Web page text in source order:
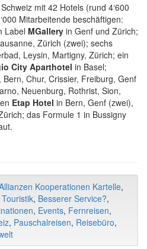
mit 42 Hotels (rund 4‘600
Mitarbeitende beschäftigen:
Label MGallery in Genf und Zürich;
Zürich (zwei); sechs
Leysin, Martigny, Zürich; ein
City Aparthotel in Basel;
Bern, Chur, Crissier, Freiburg, Genf
Neuenburg, Rothrist, Sion,
Etap Hotel in Bern, Genf (zwei),
das Formule 1 in Bussigny
Kooperationen Kartelle,
, Besserer Service?,
, Events, Fernreisen,
, Pauschalreisen, Reisebüro,